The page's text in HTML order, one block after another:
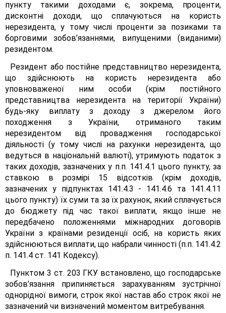
пункту такими доходами є, зокрема, проценти,
дисконтні доходи, що сплачуються на користь
нерезидента, у тому числі проценти за позиками та
борговими зобов’язаннями, випущеними (виданими)
резидентом.
Резидент або постійне представництво нерезидента,
що здійснюють на користь нерезидента або
уповноваженої ним особи (крім постійного
представництва нерезидента на території України)
будь-яку виплату з доходу з джерелом його
походження з України, отриманого таким
нерезидентом від провадження господарської
діяльності (у тому числі на рахунки нерезидента, що
ведуться в національній валюті), утримують податок з
таких доходів, зазначених у п.п. 141.4.1 цього пункту, за
ставкою в розмірі 15 відсотків (крім доходів,
зазначених у підпунктах 141.4.3 - 141.4.6 та 141.4.11
цього пункту) їх суми та за їх рахунок, який сплачується
до бюджету під час такої виплати, якщо інше не
передбачено положеннями міжнародних договорів
України з країнами резиденції осіб, на користь яких
здійснюються виплати, що набрали чинності (п.п. 141.4.2
п. 141.4 ст. 141 Кодексу).
Пунктом 3 ст. 203 ГКУ встановлено, що господарське
зобов’язання припиняється зарахуванням зустрічної
однорідної вимоги, строк якої настав або строк якої не
зазначений чи визначений моментом витребування.